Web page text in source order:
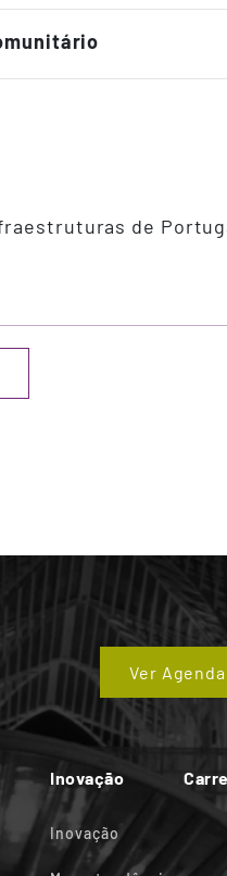
de
Ver Agenda
Inovação
Inovação